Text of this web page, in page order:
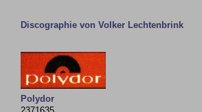
Discographie von Volker Lechtenbrink
Polydor